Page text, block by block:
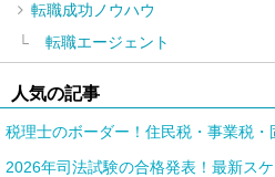
転職成功ノウハウ
転職エージェント
人気の記事
税理士のボーダー！住民税・事業税
2026年司法試験の合格発表！最新ス